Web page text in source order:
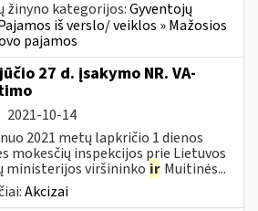
žinyno kategorijos:Gyventojų
iš verslo/ veiklos » Mažosios
pajamos
27 d. įsakymo NR. VA-
2021-10-14
2021 metų lapkričio 1 dienos
mokesčių inspekcijos prie Lietuvos
ministerijos viršininko ir Muitinės...
Akcizai